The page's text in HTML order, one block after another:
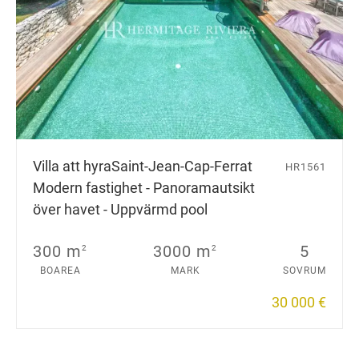
Villa att hyraSaint-Jean-Cap-Ferrat
Modern fastighet - Panoramautsikt
över havet - Uppvärmd pool
HR1561
300 m2
BOAREA
3000 m2
MARK
5
SOVRUM
30 000 €